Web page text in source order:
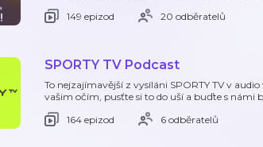
149 epizod
20 odběratelů
SPORTY TV Podcast
To nejzajímavější z vysíláni SPORTY TV v
vašim očím, pusťte si to do uší a buďte s námi
164 epizod
6 odběratelů